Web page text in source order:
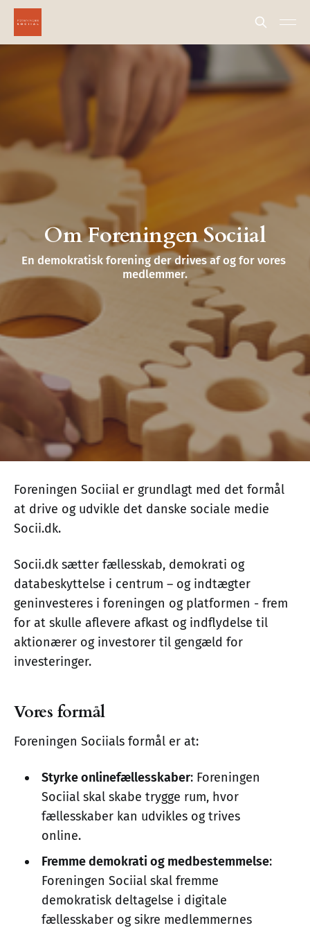
Om Foreningen Sociial
En demokratisk forening der drives af og for vores
medlemmer.
Foreningen Sociial er grundlagt med det formål
at drive og udvikle det danske sociale medie
Socii.dk.
Socii.dk sætter fællesskab, demokrati og
databeskyttelse i centrum – og indtægter
geninvesteres i foreningen og platformen - frem
for at skulle aflevere afkast og indflydelse til
aktionærer og investorer til gengæld for
investeringer.
Vores formål
Foreningen Sociials formål er at:
Styrke onlinefællesskaber: Foreningen
Sociial skal skabe trygge rum, hvor
fællesskaber kan udvikles og trives
online.
Fremme demokrati og medbestemmelse:
Foreningen Sociial skal fremme
demokratisk deltagelse i digitale
fællesskaber og sikre medlemmernes